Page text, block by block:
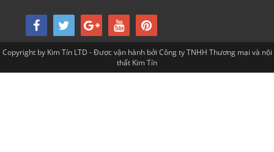
Copyright by Kim Tín LTD - Được vận hành bởi Công ty TNHH Thương mại và nội
thất Kim Tín